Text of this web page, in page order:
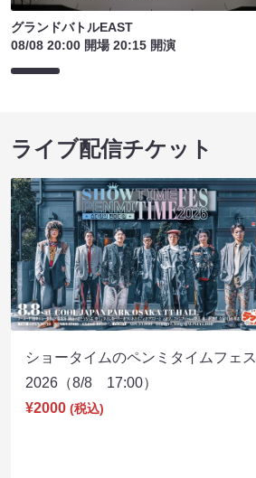
グランドバトルEAST
08/08 20:00 開場 20:15 開演
ライブ配信チケット
ショータイムのペンミタイムフェス
2026（8/8 17:00）
¥2000 (税込)